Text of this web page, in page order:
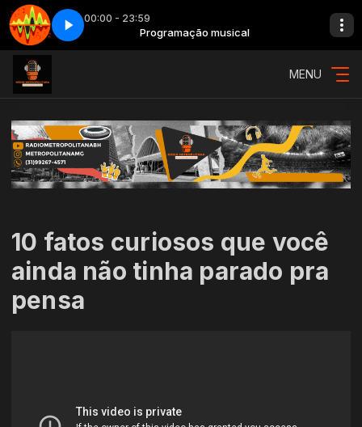
00:00 - 23:59
Programação musical
da manhã - Parte 2 Adrenalina - Show da manhã - Parte 2
MENU
10 fatos curiosos que você
ainda não tinha parado pra
pensa